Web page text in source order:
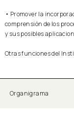
• Promover la
comprensión de los
y sus posibles
Otras funciones del
Organigrama